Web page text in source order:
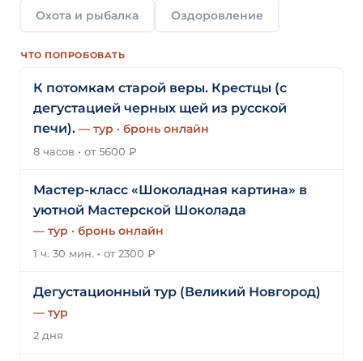
Охота и рыбалка Оздоровление
ЧТО ПОПРОБОВАТЬ
К потомкам старой веры. Крестцы (с
дегустацией черных щей из русской
печи). — тур · бронь онлайн
8 часов · от 5600 ₽
Мастер-класс «‎Шоколадная картина» в
уютной Мастерской Шоколада
— тур · бронь онлайн
1 ч. 30 мин. · от 2300 ₽
Дегустационный тур (Великий Новгород)
— тур
2 дня